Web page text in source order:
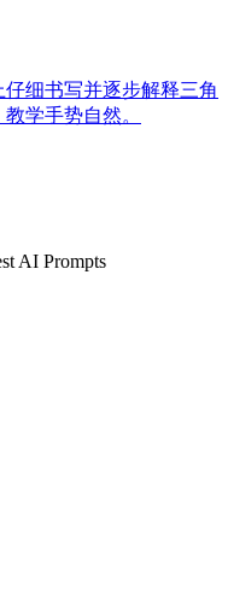
细书写并逐步解释三角
学手势自然。
AI Prompts